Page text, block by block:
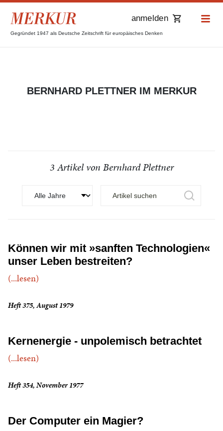
Gegründet 1947 als Deutsche Zeitschrift für europäisches Denken
anmelden
BERNHARD PLETTNER IM MERKUR
3 Artikel von Bernhard Plettner
Können wir mit »sanften Technologien«
unser Leben bestreiten?
(...lesen)
Heft 375, August 1979
Kernenergie - unpolemisch betrachtet
(...lesen)
Heft 354, November 1977
Der Computer ein Magier?